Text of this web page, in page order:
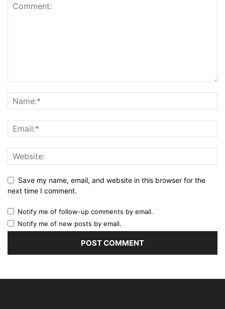
Save my name, email, and website in this browser for the
next time I comment.
Notify me of follow-up comments by email.
Notify me of new posts by email.